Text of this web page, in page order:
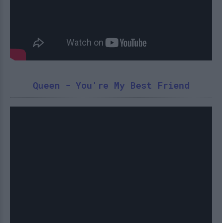
Queen - You're My Best Friend